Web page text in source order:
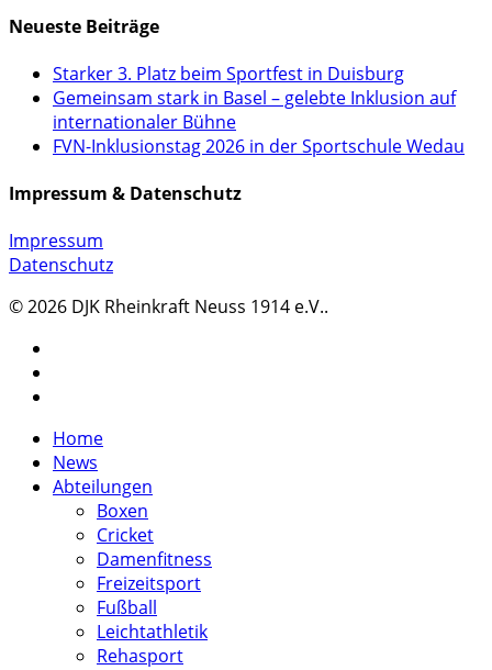
Neueste Beiträge
Starker 3. Platz beim Sportfest in Duisburg
Gemeinsam stark in Basel – gelebte Inklusion auf
internationaler Bühne
FVN-Inklusionstag 2026 in der Sportschule Wedau
Impressum & Datenschutz
Impressum
Datenschutz
© 2026 DJK Rheinkraft Neuss 1914 e.V..
Close
Menu
Home
News
Abteilungen
Boxen
Cricket
Damenfitness
Freizeitsport
Fußball
Leichtathletik
Rehasport